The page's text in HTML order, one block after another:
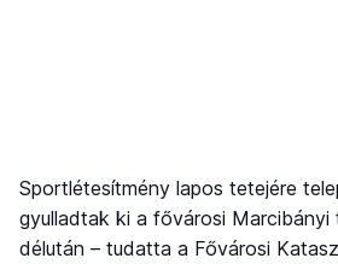
Sportlétesítmény lapos tetejére
gyulladtak ki a fővárosi Marcibányi
délután – tudatta a Fővárosi